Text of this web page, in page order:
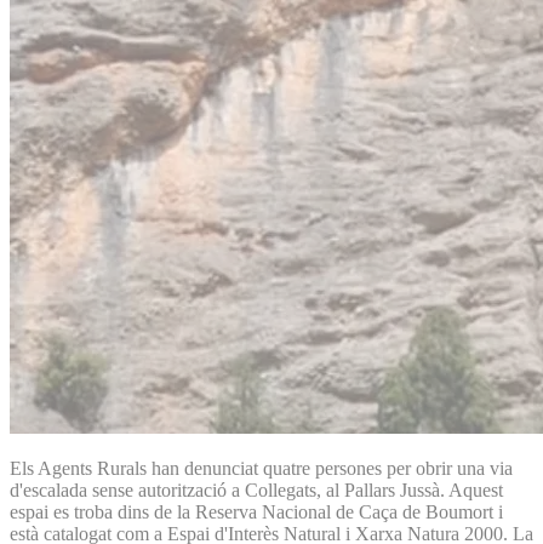
Els Agents Rurals han denunciat quatre persones per obrir una via
d'escalada sense autorització a Collegats, al Pallars Jussà. Aquest
espai es troba dins de la Reserva Nacional de Caça de Boumort i
està catalogat com a Espai d'Interès Natural i Xarxa Natura 2000. La